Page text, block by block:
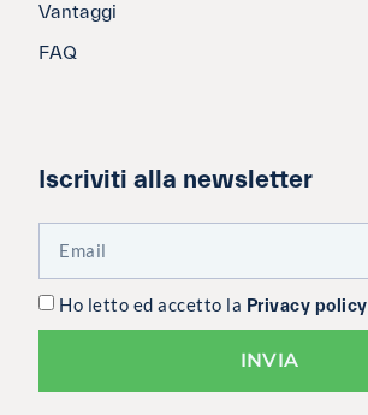
Vantaggi
FAQ
Iscriviti alla newsletter
Ho letto ed accetto la Privacy policy
INVIA